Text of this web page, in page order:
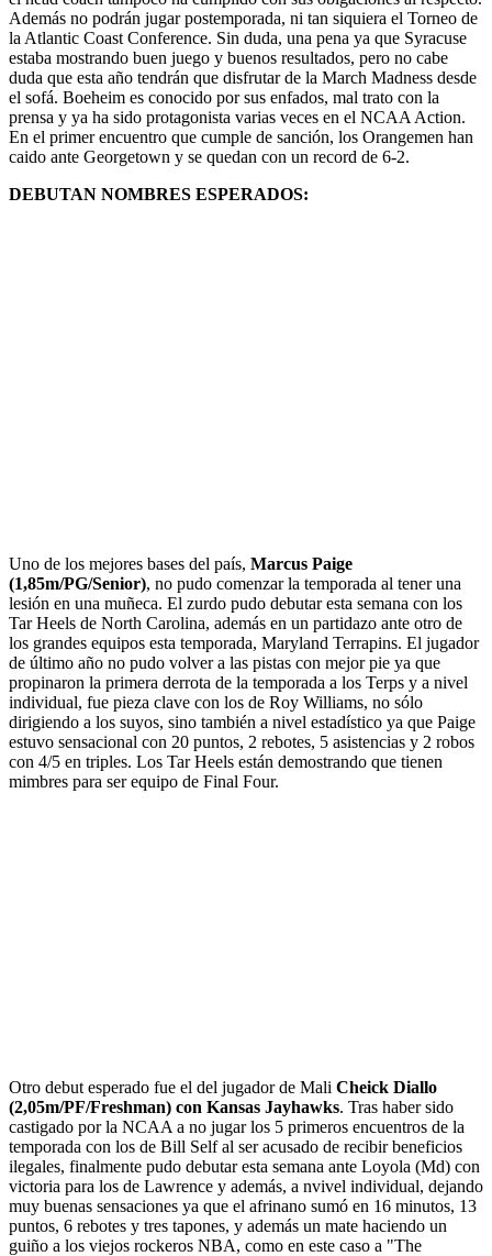
Además no podrán jugar postemporada, ni tan siquiera el Torneo de
la Atlantic Coast Conference. Sin duda, una pena ya que Syracuse
estaba mostrando buen juego y buenos resultados, pero no cabe
duda que esta año tendrán que disfrutar de la March Madness desde
el sofá. Boeheim es conocido por sus enfados, mal trato con la
prensa y ya ha sido protagonista varias veces en el NCAA Action.
En el primer encuentro que cumple de sanción, los Orangemen han
caido ante Georgetown y se quedan con un record de 6-2.
DEBUTAN NOMBRES ESPERADOS:
Uno de los mejores bases del país, Marcus Paige
(1,85m/PG/Senior), no pudo comenzar la temporada al tener una
lesión en una muñeca. El zurdo pudo debutar esta semana con los
Tar Heels de North Carolina, además en un partidazo ante otro de
los grandes equipos esta temporada, Maryland Terrapins. El jugador
de último año no pudo volver a las pistas con mejor pie ya que
propinaron la primera derrota de la temporada a los Terps y a nivel
individual, fue pieza clave con los de Roy Williams, no sólo
dirigiendo a los suyos, sino también a nivel estadístico ya que Paige
estuvo sensacional con 20 puntos, 2 rebotes, 5 asistencias y 2 robos
con 4/5 en triples. Los Tar Heels están demostrando que tienen
mimbres para ser equipo de Final Four.
Otro debut esperado fue el del jugador de Mali Cheick Diallo
(2,05m/PF/Freshman) con Kansas Jayhawks. Tras haber sido
castigado por la NCAA a no jugar los 5 primeros encuentros de la
temporada con los de Bill Self al ser acusado de recibir beneficios
ilegales, finalmente pudo debutar esta semana ante Loyola (Md) con
victoria para los de Lawrence y además, a nvivel individual, dejando
muy buenas sensaciones ya que el afrinano sumó en 16 minutos, 13
puntos, 6 rebotes y tres tapones, y además un mate haciendo un
guiño a los viejos rockeros NBA, como en este caso a "The